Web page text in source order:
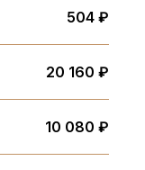
504 ₽
20 160 ₽
10 080 ₽